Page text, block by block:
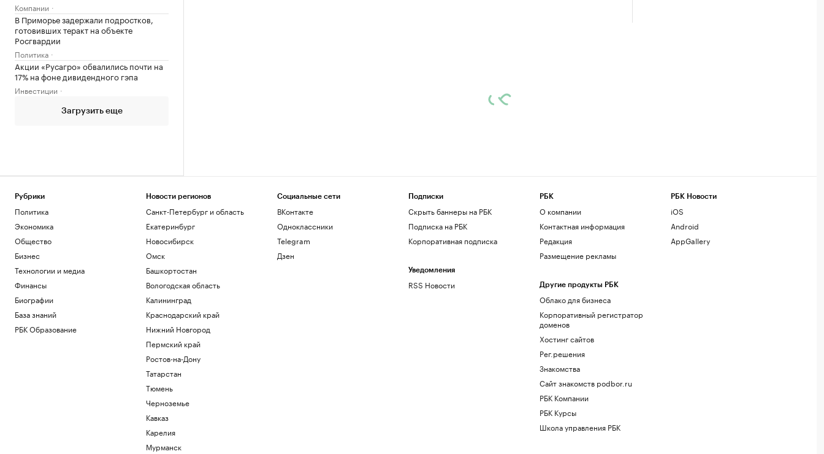
Компании
В Приморье задержали подростков,
готовивших теракт на объекте
Росгвардии
Политика
Акции «Русагро» обвалились почти на
17% на фоне дивидендного гэпа
Инвестиции
Загрузить еще
Рубрики
Политика
Экономика
Общество
Бизнес
Технологии и медиа
Финансы
Биографии
База знаний
РБК Образование
Новости регионов
Санкт-Петербург и область
Екатеринбург
Новосибирск
Омск
Башкортостан
Вологодская область
Калининград
Краснодарский край
Нижний Новгород
Пермский край
Ростов-на-Дону
Татарстан
Тюмень
Черноземье
Кавказ
Карелия
Мурманск
Социальные сети
ВКонтакте
Одноклассники
Telegram
Дзен
Подписки
Скрыть баннеры на РБК
Подписка на РБК
Корпоративная подписка
Уведомления
RSS Новости
РБК
О компании
Контактная информация
Редакция
Размещение рекламы
Другие продукты РБК
Облако для бизнеса
Корпоративный регистратор
доменов
Хостинг сайтов
Рег.решения
Знакомства
Сайт знакомств podbor.ru
РБК Компании
РБК Курсы
Школа управления РБК
РБК Новости
iOS
Android
AppGallery